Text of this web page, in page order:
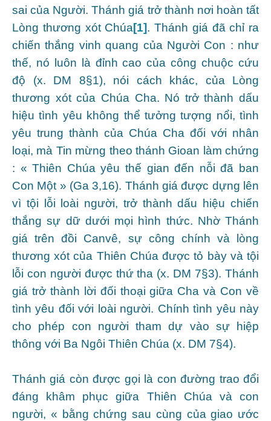
sai của Người. Thánh giá trở thành nơi hoàn tất
Lòng thương xót Chúa[1]. Thánh giá đã chỉ ra
chiến thắng vinh quang của Người Con : như
thế, nó luôn là đỉnh cao của công chuộc cứu
độ (x. DM 8§1), nói cách khác, của Lòng
thương xót của Chúa Cha. Nó trở thành dấu
hiệu tình yêu không thể tưởng tượng nổi, tình
yêu trung thành của Chúa Cha đối với nhân
loại, mà Tin mừng theo thánh Gioan làm chứng
: « Thiên Chúa yêu thế gian đến nỗi đã ban
Con Một » (Ga 3,16). Thánh giá được dựng lên
vì tội lỗi loài người, trở thành dấu hiệu chiến
thắng sự dữ dưới mọi hình thức. Nhờ Thánh
giá trên đồi Canvê, sự công chính và lòng
thương xót của Thiên Chúa được tỏ bày và tội
lỗi con người được thứ tha (x. DM 7§3). Thánh
giá trở thành lời đối thoại giữa Cha và Con về
tình yêu đối với loài người. Chính tình yêu này
cho phép con người tham dự vào sự hiệp
thông với Ba Ngôi Thiên Chúa (x. DM 7§4).
Thánh giá còn được gọi là con đường trao đổi
đáng khâm phục giữa Thiên Chúa và con
người, « bằng chứng sau cùng của giao ước